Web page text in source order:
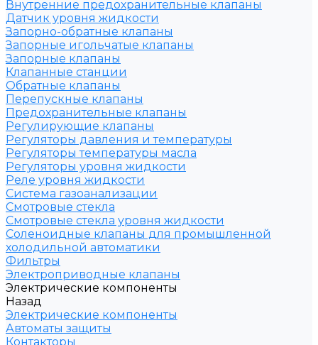
Внутренние предохранительные клапаны
Датчик уровня жидкости
Запорно-обратные клапаны
Запорные игольчатые клапаны
Запорные клапаны
Клапанные станции
Обратные клапаны
Перепускные клапаны
Предохранительные клапаны
Регулирующие клапаны
Регуляторы давления и температуры
Регуляторы температуры масла
Регуляторы уровня жидкости
Реле уровня жидкости
Система газоанализации
Смотровые стекла
Смотровые стекла уровня жидкости
Соленоидные клапаны для промышленной
холодильной автоматики
Фильтры
Электроприводные клапаны
Электрические компоненты
Назад
Электрические компоненты
Автоматы защиты
Контакторы